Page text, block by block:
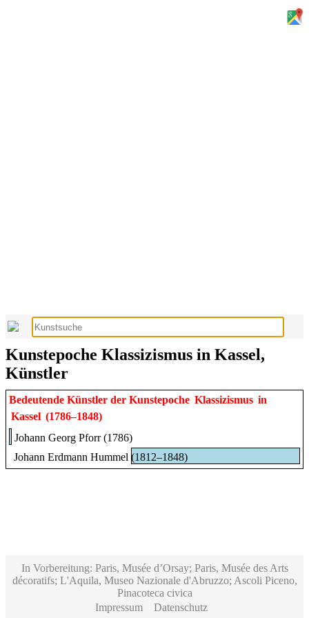
Kunstepoche Klassizismus in Kassel,
Künstler
Bedeutende Künstler der Kunstepoche Klassizismus in
Kassel (1786–1848)
Johann Georg Pforr (1786)
Johann Erdmann Hummel (1812–1848)
In Vorbereitung: Paris, Musée d’Orsay; Paris, Musée des Arts
décoratifs; L'Aquila, Museo Nazionale d'Abruzzo; Ascoli Piceno,
Pinacoteca civica
Impressum
Datenschutz